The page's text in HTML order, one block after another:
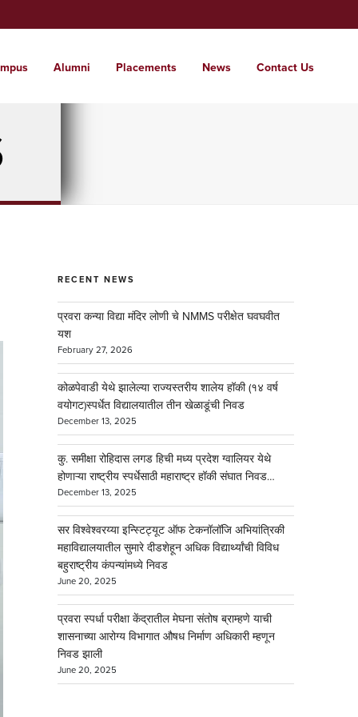
Alumni Placements News Contact Us
citizens with local roots.
. . .
RECENT NEWS
प्रवरा कन्या विद्या मंदिर लोणी चे NMMS परीक्षेत घवघवीत
यश
February 27, 2026
कोळपेवाडी येथे झालेल्या राज्यस्तरीय शालेय हॉकी (१४ वर्ष
वयोगट)स्पर्धेत विद्यालयातील तीन खेळाडूंची निवड
December 13, 2025
कु. समीक्षा रोहिदास लगड हिची मध्य प्रदेश ग्वालियर येथे
होणाऱ्या राष्ट्रीय स्पर्धेसाठी महाराष्ट्र हॉकी संघात निवड…
December 13, 2025
सर विश्वेश्वरय्या इन्स्टिट्यूट ऑफ टेकनॉलॉजि अभियांत्रिकी
महाविद्यालयातील सुमारे दीडशेहून अधिक विद्यार्थ्यांची विविध
बहुराष्ट्रीय कंपन्यांमध्ये निवड
June 20, 2025
प्रवरा स्पर्धा परीक्षा केंद्रातील मेघना संतोष ब्राम्हणे याची
शासनाच्या आरोग्य विभागात औषध निर्माण अधिकारी म्हणून
निवड झाली
June 20, 2025